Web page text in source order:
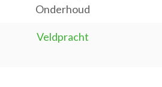
Onderhoud
Veldpracht